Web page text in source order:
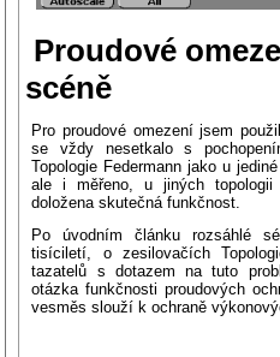
Proudové
scéně
Pro proudové omezení jsem
se vždy nesetkalo s
Topologie Federmann jako u
ale i měřeno, u jiných
doložena skutečná funkčnost.
Po úvodním článku rozsáhlé
tisíciletí, o zesilovačích
tazatelů s dotazem na tuto
otázka funkčnosti proudových
vesměs slouží k ochraně